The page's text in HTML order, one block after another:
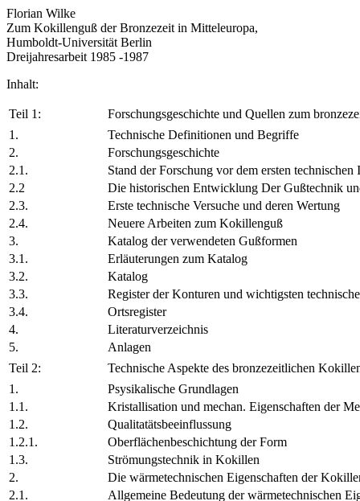
Florian Wilke
Zum Kokillenguß der Bronzezeit in Mitteleuropa,
Humboldt-Universität Berlin
Dreijahresarbeit 1985 -1987
Inhalt:
Teil 1:
Forschungsgeschichte und Quellen zum
1.
Technische Definitionen und Begriffe
2.
Forschungsgeschichte
2.1.
Stand der Forschung vor dem ersten
2.2
Die historischen Entwicklung Der Gußtechnik
2.3.
Erste technische Versuche und deren Wertung
2.4.
Neuere Arbeiten zum Kokillenguß
3.
Katalog der verwendeten Gußformen
3.1.
Erläuterungen zum Katalog
3.2.
Katalog
3.3.
Register der Konturen und wichtigsten
3.4.
Ortsregister
4.
Literaturverzeichnis
5.
Anlagen
Teil 2:
Technische Aspekte des bronzezeitlichen
1.
Psysikalische Grundlagen
1.1.
Kristallisation und mechan. Eigenschaften der
1.2.
Qualitatätsbeeinflussung
1.2.1.
Oberflächenbeschichtung der Form
1.3.
Strömungstechnik in Kokillen
2.
Die wärmetechnischen Eigenschaften der
2.1.
Allgemeine Bedeutung der wärmetechnischen